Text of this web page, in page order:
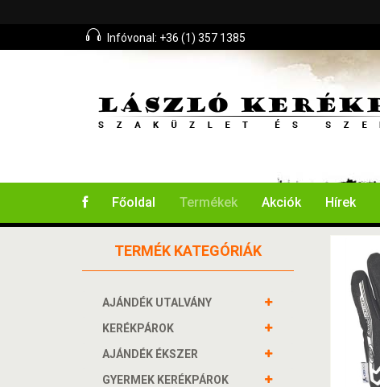
Infóvonal: +36 (1) 357 1385
Főoldal Termékek Akciók Hírek
TERMÉK KATEGÓRIÁK
AJÁNDÉK UTALVÁNY
KERÉKPÁROK
AJÁNDÉK ÉKSZER
GYERMEK KERÉKPÁROK